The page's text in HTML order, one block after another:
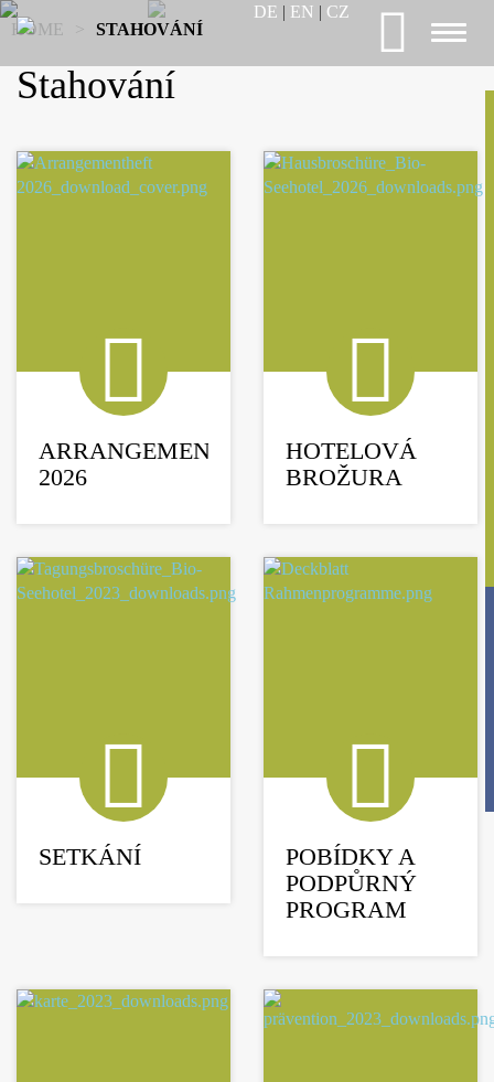
DE | EN | CZ
HOME > STAHOVÁNÍ
Stahování
ARRANGEMENTS
2026
HOTELOVÁ
BROŽURA
SETKÁNÍ
POBÍDKY A
PODPŮRNÝ
PROGRAM